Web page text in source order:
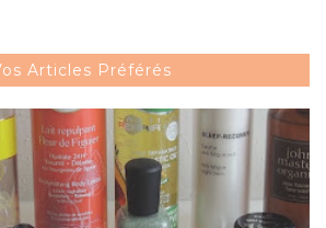
Articles Préférés